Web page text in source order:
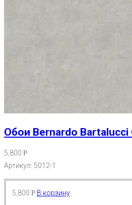
Обои Bernardo Bartalucci
5,800 Р
Артикул: 5012-1
5,800 Р В корзину